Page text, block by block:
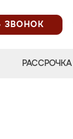
ЗВОНОК
РАССРОЧКА